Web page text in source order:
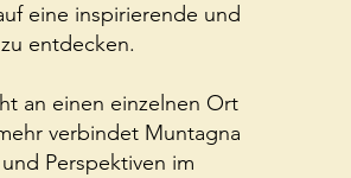
eine inspirierende und
entdecken.
an einen einzelnen Ort
verbindet Muntagna
Perspektiven im